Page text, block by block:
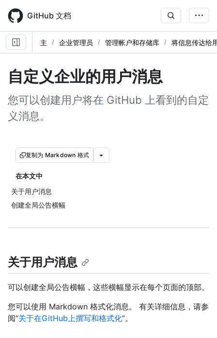
main
content
GitHub 文档
主 企业管理员 管理帐户和存储库 将信息传达给
自定义企业的用户消息
您可以创建用户将在 GitHub 上看到的自定
义消息。
复制为 Markdown 格式
在本文中
关于用户消息
创建全局公告横幅
关于用户消息
可以创建全局公告横幅，这些横幅显示在每个页面的顶部。
您可以使用 Markdown 格式化消息。 有关详细信息，请参
阅“关于在GitHub上撰写和格式化”。